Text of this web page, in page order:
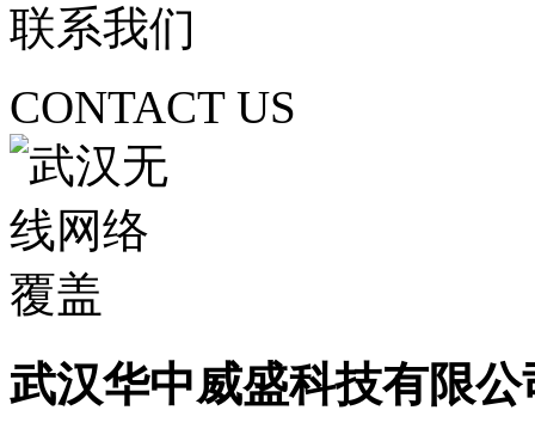
联系我们
CONTACT US
武汉华中威盛科技有限公